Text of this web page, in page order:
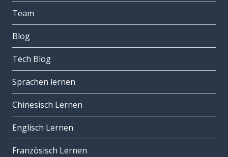
Team
Blog
Tech Blog
Sprachen lernen
Chinesisch Lernen
Englisch Lernen
Französisch Lernen